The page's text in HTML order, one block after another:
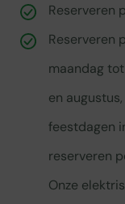
Reserveren
Reserveren
maandag
en
feestdagen
reserveren
Onze